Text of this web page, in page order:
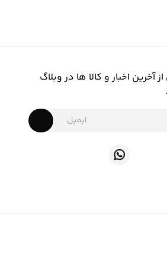
آخرین اخبار و کالا ها در وبلاگ